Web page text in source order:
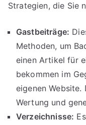
Strategien, die Sie
Gastbeiträge:
Methoden, um
einen Artikel für
bekommen im
eigenen Website.
Wertung und
Verzeichnisse: